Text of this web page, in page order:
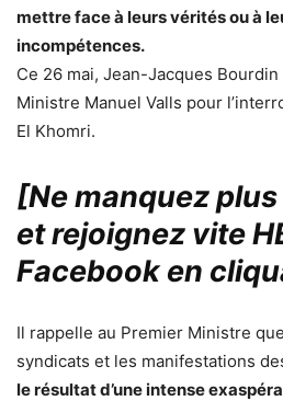
mettre face à leurs vérités ou à
incompétences.
Ce 26 mai, Jean-Jacques
Ministre Manuel Valls pour
El Khomri.
[Ne manquez
et rejoignez vite
Facebook en
Il rappelle au Premier Ministre
syndicats et les manifestations
le résultat d’une intense